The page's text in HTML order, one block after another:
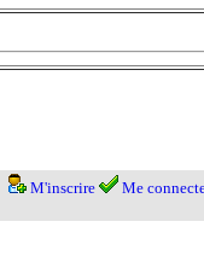
M'inscrire Me